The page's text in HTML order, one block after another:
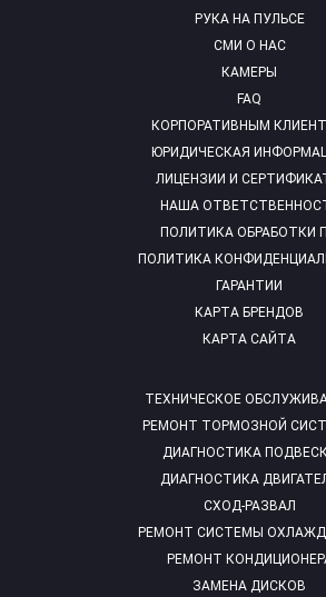
РУКА НА ПУЛЬСЕ
СМИ О НАС
КАМЕРЫ
FAQ
ТЕХНИЧЕСКОЕ
РЕМОНТ ТОРМОЗНОЙ
ДИАГНОСТИКА
ДИАГНОСТИКА
СХОД-РАЗВАЛ
РЕМОНТ СИСТЕМЫ
РЕМОНТ
ЗАМЕНА ДИСКОВ
КОРПОРАТИВНЫМ
ЮРИДИЧЕСКАЯ
ЛИЦЕНЗИИ И
НАША
ПОЛИТИКА ОБРАБОТКИ
ПОЛИТИКА
ГАРАНТИИ
КАРТА БРЕНДОВ
КАРТА САЙТА